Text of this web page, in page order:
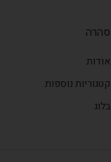
סהרה
אודות
קטגוריות נוספות
בלוג